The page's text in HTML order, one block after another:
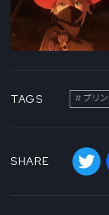
TAGS プリ
SHARE